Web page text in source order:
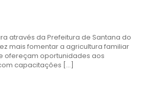
através da Prefeitura de Santana do
mais fomentar a agricultura familiar
ofereçam oportunidades aos
capacitações […]